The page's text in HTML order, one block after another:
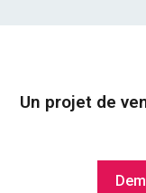
Un projet de